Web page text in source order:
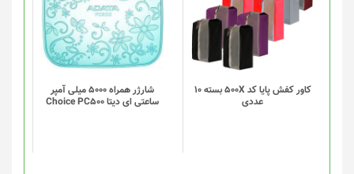
کاور کفش پایا کد 500X بسته 10
عددی
شارژر همراه 5000 میلی آمپر
ساعتی ای دیتا Choice PC500